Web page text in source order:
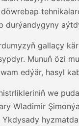
durýandygyny
gallaçy
Munuň özi
edýär, hasyl
we
Wladimir
Ykdysady